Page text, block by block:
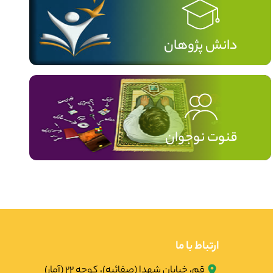
دانش پژوهان
قنوت نوجوان
ارتباط با ما